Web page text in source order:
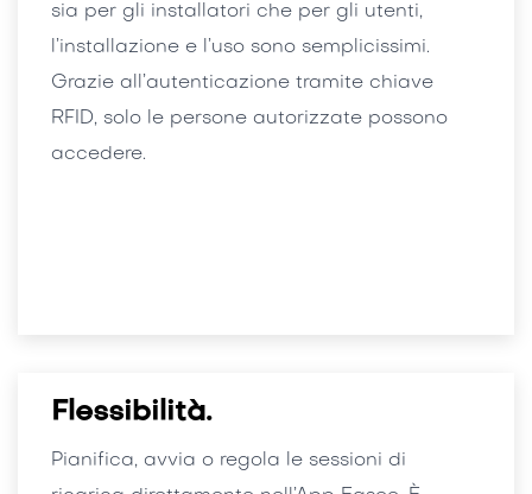
sia per gli installatori che per gli utenti,
l’installazione e l’uso sono semplicissimi.
Grazie all’autenticazione tramite chiave
RFID, solo le persone autorizzate possono
accedere.
Flessibilità.
Pianifica, avvia o regola le sessioni di